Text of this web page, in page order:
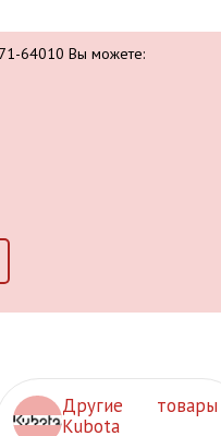
64010 Вы можете:
Другие товары
Kubota